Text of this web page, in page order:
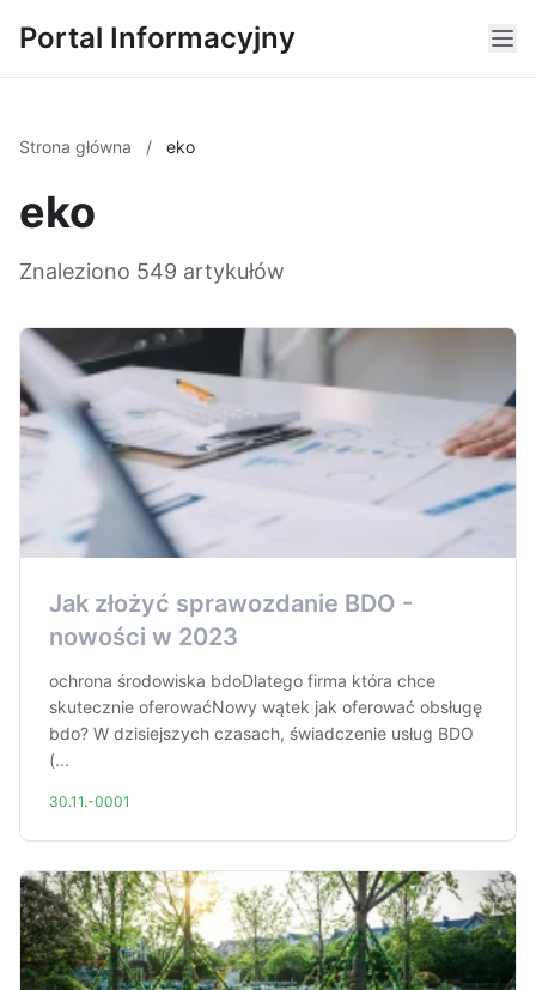
Portal Informacyjny
Strona główna / eko
eko
Znaleziono 549 artykułów
Jak złożyć sprawozdanie BDO -
nowości w 2023
ochrona środowiska bdoDlatego firma która chce
skutecznie oferowaćNowy wątek jak oferować obsługę
bdo? W dzisiejszych czasach, świadczenie usług BDO
(...
30.11.-0001